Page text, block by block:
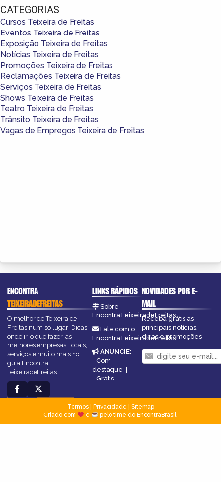
CATEGORIAS
Cursos Teixeira de Freitas
Eventos Teixeira de Freitas
Exposição Teixeira de Freitas
Notícias Teixeira de Freitas
Promoções Teixeira de Freitas
Reclamações Teixeira de Freitas
Serviços Teixeira de Freitas
Shows Teixeira de Freitas
Teatro Teixeira de Freitas
Trânsito Teixeira de Freitas
Vagas de Empregos Teixeira de Freitas
ENCONTRA
TEIXEIRADEFREITAS
O melhor de Teixeira de
Freitas num só lugar! Dicas,
onde ir, o que fazer, as
melhores empresas, locais,
serviços e muito mais no
guia Encontra
TeixeiradeFreitas.
LINKS RÁPIDOS
Sobre
EncontraTeixeiradeFreitas
Fale com o
EncontraTeixeiradeFreitas
ANUNCIE:
Com
destaque
Grátis
NOVIDADES POR E-
MAIL
Receba grátis as
principais notícias,
dicas e promoções
Termos| Privacidade
Sitemap
Criado com
e pelo time do EncontraBrasil